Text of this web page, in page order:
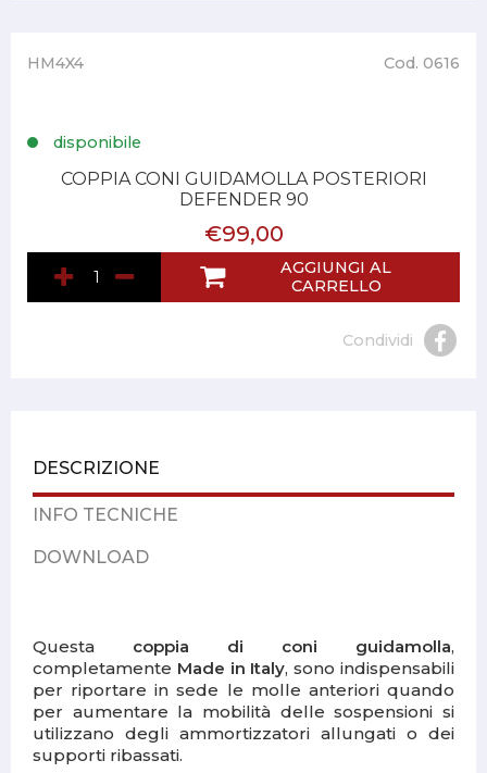
HM4X4 Cod. 0616
disponibile
COPPIA CONI GUIDAMOLLA POSTERIORI
DEFENDER 90
€99,00
AGGIUNGI AL
CARRELLO
Condividi
DESCRIZIONE
INFO TECNICHE
DOWNLOAD
Questa coppia di coni guidamolla,
completamente Made in Italy, sono indispensabili
per riportare in sede le molle anteriori quando
per aumentare la mobilità delle sospensioni si
utilizzano degli ammortizzatori allungati o dei
supporti ribassati.